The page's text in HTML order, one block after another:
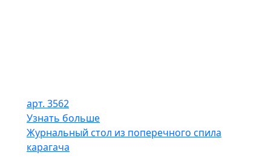
арт. 3562
Узнать больше
Журнальный стол из поперечного спила
карагача